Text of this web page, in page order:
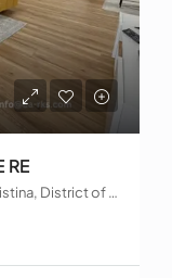
RE
Prishtina e Re, Pristina, Municipality of Pristina, District of Prishtina, 10000, Kosovo